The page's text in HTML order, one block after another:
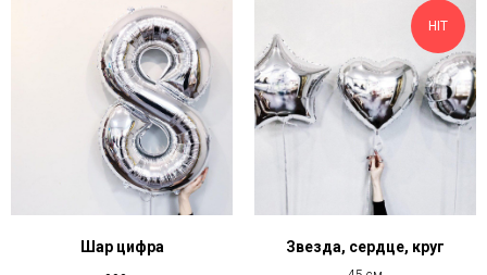
Шар цифра
HIT
Звезда, сердце, круг